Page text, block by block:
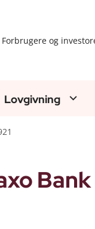
Forbrugere og
Lovgivning
Bank